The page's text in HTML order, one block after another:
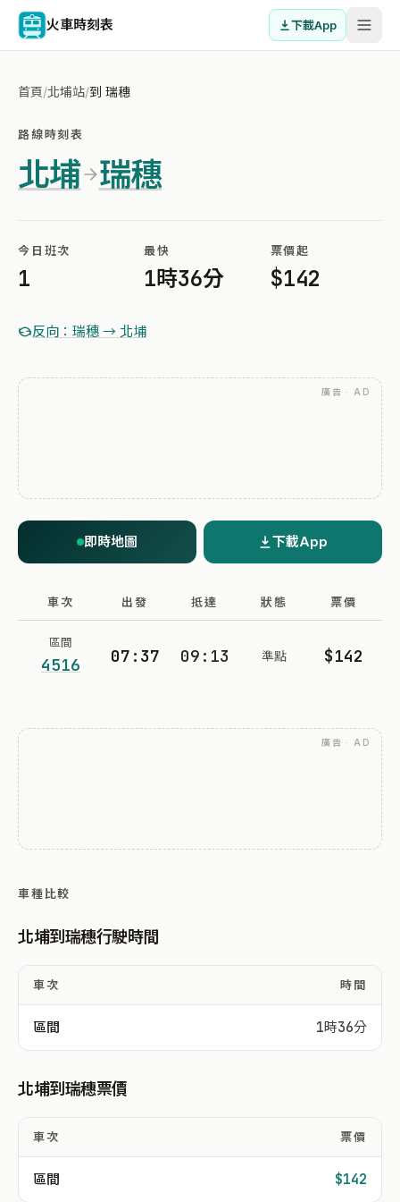
火車時刻表 下載App
首頁/北埔站/到 瑞穗
路線時刻表
北埔 瑞穗
今日班次
1
最快
1時36分
票價起
$142
反向：瑞穗 → 北埔
廣告 · AD
即時地圖 下載App
車次 出發 抵達 狀態 票價
區間
4516 07:37 09:13 準點 $142
廣告 · AD
車種比較
北埔到瑞穗行駛時間
車次 時間
區間 1時36分
北埔到瑞穗票價
車次 票價
區間 $142